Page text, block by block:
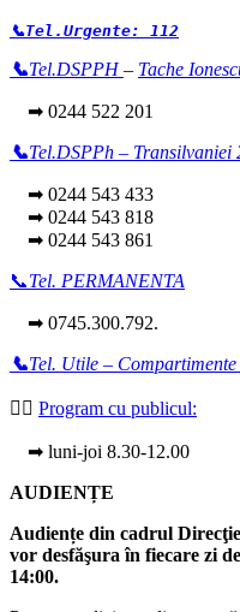
📞Tel.Urgente: 112
📞Tel.DSPPH– Tache
➡ 0244 522 201
📞Tel.DSPPh – Transilvaniei
➡ 0244 543 433
➡ 0244 543 818
➡ 0244 543 861
📞Tel. PERMANENTA
➡ 0745.300.792.
📞Tel. Utile –
👩‍⚕️ Program cu publicul:
➡ luni-joi 8.30-12.00
AUDIENȚE
Audiențe din cadrul
vor desfăşura în fiecare zi
14:00.